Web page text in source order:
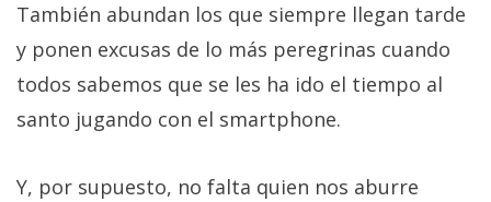
También abundan los que siempre llegan tarde
y ponen excusas de lo más peregrinas cuando
todos sabemos que se les ha ido el tiempo al
santo jugando con el smartphone.
Y, por supuesto, no falta quien nos aburre